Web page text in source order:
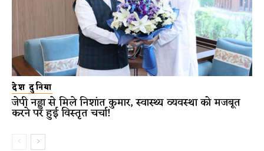
देश दुनिया
जेपी नड्डा से मिले निशांत कुमार, स्वास्थ्य व्यवस्था को मजबूत
करने पर हुई विस्तृत चर्चा!